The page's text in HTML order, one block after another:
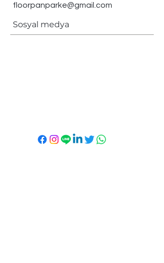
floorpanparke@gmail.com
Sosyal medya